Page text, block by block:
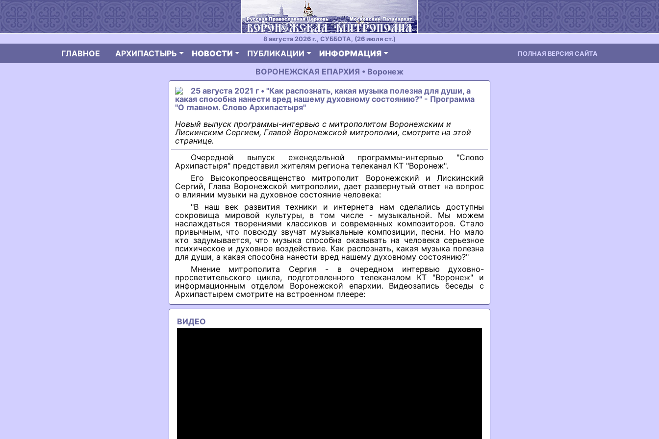
8 августа 2026 г., СУББОТА, (26 июля ст.)
ГЛАВНОЕ АРХИПАСТЫРЬ НОВОСТИ ПУБЛИКАЦИИ ИНФОРМАЦИЯ ПОЛНАЯ ВЕРСИЯ САЙТА
ВОРОНЕЖСКАЯ ЕПАРХИЯ • Воронеж
25 августа 2021 г • "Как распознать, какая музыка полезна для души, а
какая способна нанести вред нашему духовному состоянию?" - Программа
"О главном. Слово Архипастыря"
Новый выпуск программы-интервью с митрополитом Воронежским и
Лискинским Сергием, Главой Воронежской митрополии, смотрите на этой
странице.
Очередной выпуск еженедельной программы-интервью "Слово
Архипастыря" представил жителям региона телеканал КТ "Воронеж".
Его Высокопреосвященство митрополит Воронежский и Лискинский
Сергий, Глава Воронежской митрополии, дает развернутый ответ на вопрос
о влиянии музыки на духовное состояние человека:
"В наш век развития техники и интернета нам сделались доступны
сокровища мировой культуры, в том числе - музыкальной. Мы можем
наслаждаться творениями классиков и современных композиторов. Стало
привычным, что повсюду звучат музыкальные композиции, песни. Но мало
кто задумывается, что музыка способна оказывать на человека серьезное
психическое и духовное воздействие. Как распознать, какая музыка полезна
для души, а какая способна нанести вред нашему духовному состоянию?"
Мнение митрополита Сергия - в очередном интервью духовно-
просветительского цикла, подготовленного телеканалом КТ "Воронеж" и
информационным отделом Воронежской епархии. Видеозапись беседы с
Архипастырем смотрите на встроенном плеере:
ВИДЕО